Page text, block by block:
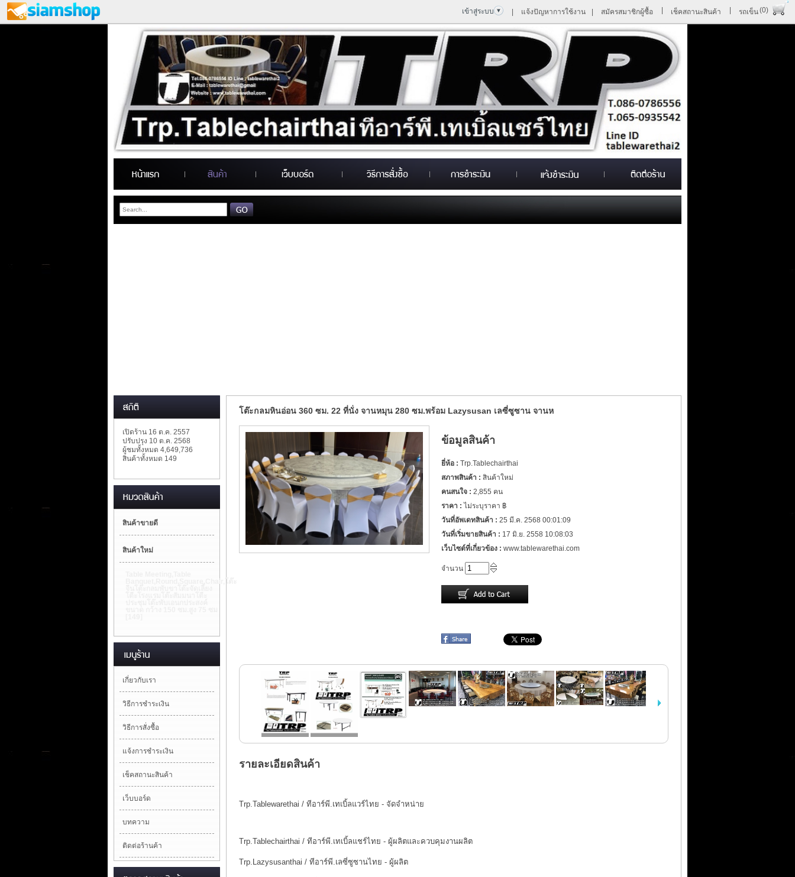
เช็คสถานะสินค้า รถเข็น(0)
สมัครสมาชิกผู้ซื้อ
แจ้งปัญหาการใช้งาน
เข้าสู่ระบบ
เปิดร้าน 16 ต.ค. 2557
ปรับปรุง 10 ต.ค. 2568
ผู้ชมทั้งหมด 4,649,736
สินค้าทั้งหมด 149
สินค้าขายดี
สินค้าใหม่
Banquet,Round,Square,Chair,โต๊ะ
เกี่ยวกับเรา
วิธีการชำระเงิน
วิธีการสั่งซื้อ
แจ้งการชำระเงิน
เช็คสถานะสินค้า
เว็บบอร์ด
บทความ
ติดต่อร้านค้า
โต๊ะกลมหินอ่อน 360 ซม. 22 ที่นั่ง จานหมุน 280 ซม.พร้อม Lazysusan เลซี่ซูซาน จานห
ข้อมูลสินค้า
ยี่ห้อ : Trp.Tablechairthai
สภาพสินค้า : สินค้าใหม่
คนสนใจ : 2,855 คน
ราคา : ไม่ระบุราคา ฿
วันที่อัพเดทสินค้า : 25 มี.ค. 2568 00:01:09
วันที่เริ่มขายสินค้า : 17 มิ.ย. 2558 10:08:03
เว็บไซต์ที่เกี่ยวข้อง : www.tablewarethai.com
จำนวน
รายละเอียดสินค้า
Trp.Tablewarethai / ทีอาร์พี.เทเบิ้ลแวร์ไทย - จัดจำหน่าย
Trp.Tablechairthai / ทีอาร์พี.เทเบิ้ลแชร์ไทย - ผู้ผลิตและควบคุมงานผลิต
Trp.Lazysusanthai / ทีอาร์พี.เลซี่ซูซานไทย - ผู้ผลิต